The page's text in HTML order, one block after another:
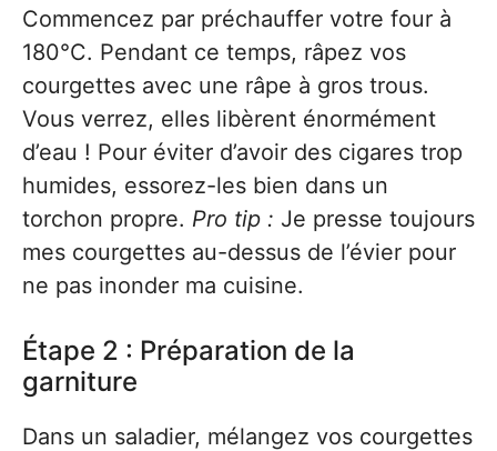
Commencez par préchauffer votre four à
180°C. Pendant ce temps, râpez vos
courgettes avec une râpe à gros trous.
Vous verrez, elles libèrent énormément
d’eau ! Pour éviter d’avoir des cigares trop
humides, essorez-les bien dans un
torchon propre. Pro tip : Je presse toujours
mes courgettes au-dessus de l’évier pour
ne pas inonder ma cuisine.
Étape 2 : Préparation de la
garniture
Dans un saladier, mélangez vos courgettes